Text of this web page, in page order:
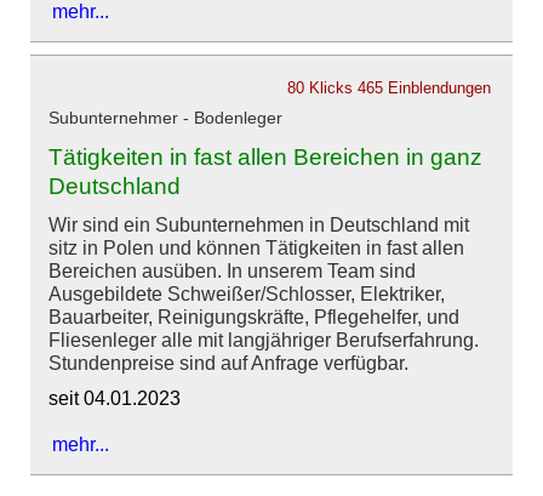
mehr...
80 Klicks 465 Einblendungen
Subunternehmer - Bodenleger
Tätigkeiten in fast allen Bereichen in ganz
Deutschland
Wir sind ein Subunternehmen in Deutschland mit
sitz in Polen und können Tätigkeiten in fast allen
Bereichen ausüben. In unserem Team sind
Ausgebildete Schweißer/Schlosser, Elektriker,
Bauarbeiter, Reinigungskräfte, Pflegehelfer, und
Fliesenleger alle mit langjähriger Berufserfahrung.
Stundenpreise sind auf Anfrage verfügbar.
seit 04.01.2023
mehr...